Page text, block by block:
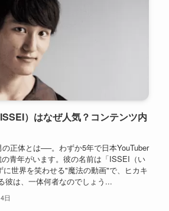
）はなぜ人気？コンテンツ内
正体とは──。わずか5年で日本YouTuber
青年がいます。彼の名前は「ISSEI（い
に世界を笑わせる"魔法の動画"で、ヒカキ
彼は、一体何者なのでしょう...
日